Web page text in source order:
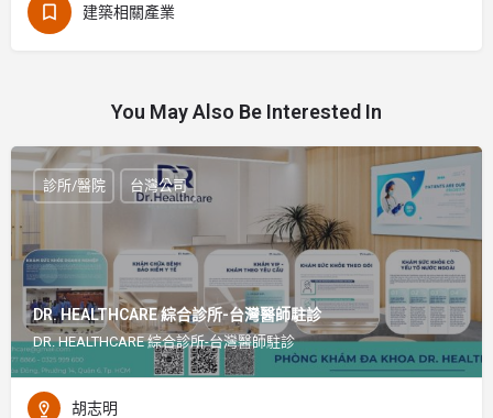
建築相關產業
You May Also Be Interested In
DR. HEALTHCARE 綜合診所-台灣醫師駐診
DR. HEALTHCARE 綜合診所-台灣醫師駐診
診所/醫院 台灣公司
胡志明